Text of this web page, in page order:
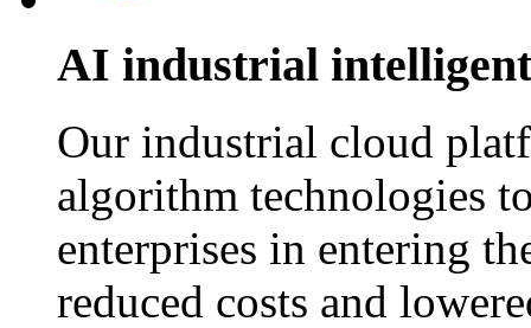
AI industrial
Our industrial cloud
algorithm technologies
enterprises in entering
reduced costs and